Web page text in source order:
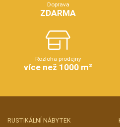
Doprava
ZDARMA
Rozloha prodejny
více než 1000 m²
RUSTIKÁLNÍ NÁBYTEK